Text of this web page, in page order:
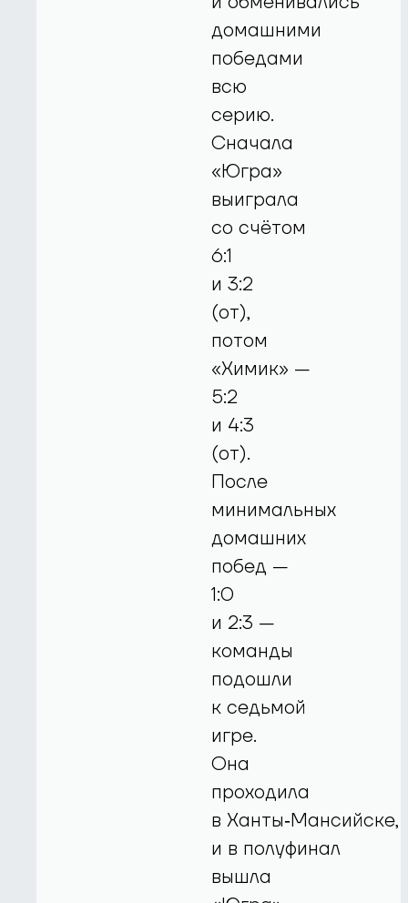
домашними
победами
всю
серию.
Сначала
«Югра»
выиграла
со счётом
6:1
и 3:2
(от),
потом
«Химик» —
5:2
и 4:3
(от).
После
минимальных
домашних
побед —
1:0
и 2:3 —
команды
подошли
к седьмой
игре.
Она
проходила
в Ханты‑Мансийске,
и в полуфинал
вышла